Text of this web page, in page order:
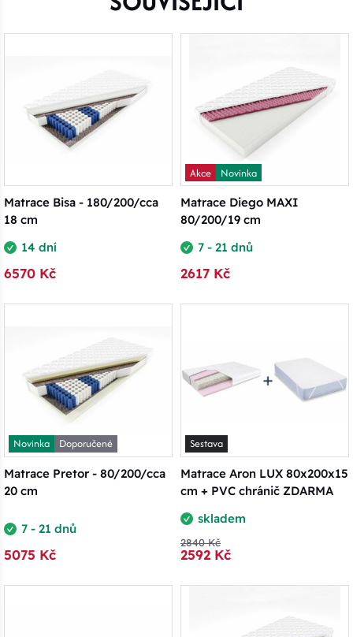
Matrace Bisa - 180/200/cca
18 cm
14 dní
6570 Kč
Akce
Novinka
Matrace Diego MAXI
80/200/19 cm
7 - 21 dnů
2617 Kč
Novinka
Doporučené
Matrace Pretor - 80/200/cca
20 cm
7 - 21 dnů
5075 Kč
Sestava
Matrace Aron LUX 80x200x15
cm + PVC chránič ZDARMA
skladem
2840 Kč
2592 Kč